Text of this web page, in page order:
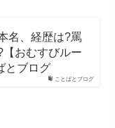
ことばとブログ
名、経歴は?罵
おむすびルー
とブログ